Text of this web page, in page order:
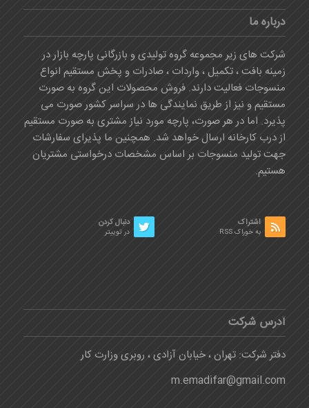
درباره ما
شرکت های زیر مجموعه گروه تولیدی و بازرگانی پارچه بازار در
زمینه بافت ، تکمیل ، واردات ، صادرات و پخش مستقیم انواع
منسوجات فعالیت دارند. فروش محصولات این گروه به صورت
مستقیم و نیز از طریق نمایندگی ها در سراسر کشور صورت می
پذیرد. اما در هر صورت، پارچه مورد نیاز مشتری به صورت مستقیم
از درب کارخانه ارسال خواهد شد. همچنین ما پذیرای سفارشات
جهت تولید منسوجات بر اساس مشخصات درخواستی مشتریان
هستیم.
دنبال کردن
در توییتر
اشتراک
به خوراک RSS
آدرس شرکت
دفتر شرکت: تهران ، خیابان آزادی ، روبری وزارت کار
m.emadifar@gmail.com